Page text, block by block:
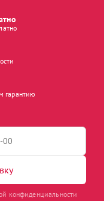
гарантию
конфиденциальности